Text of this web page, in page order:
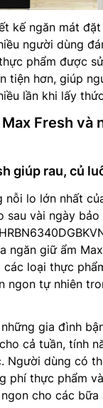
kế ngăn mát
người dùng
phẩm được
tiện hơn, giúp
lần khi lấy
Fresh và
giúp rau, củ
nỗi lo lớn nhất
sau vài ngày bảo
ngăn giữ ẩm
các loại thực
ngon tự nhiên
gia đình
cả tuần, tính
Người dùng có
phí thực phẩm
cho các bữa